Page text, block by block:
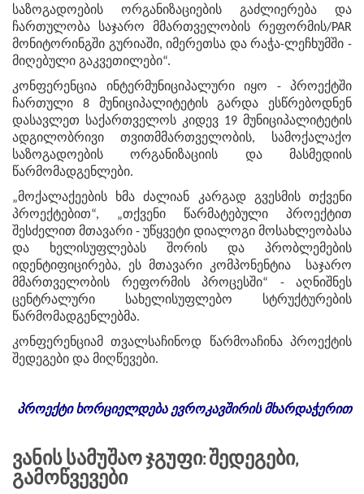
საზოგადოების ორგანიზაციების გაძლიერება და
ჩართულობა საჯარო მმართველობის რეფორმის/PAR
მონიტორინგში გურიაში, იმერეთსა და რაჭა-ლეჩხუმში -
მიღებული გაკვეთილები“.
კონფერენცია ინტერმუნიციპალური იყო - პროექტში
ჩართული 8 მუნიციპალიტეტის გარდა ესწრებოდნენ
დასავლეთ საქართველოს კიდევ 19 მუნიციპალიტეტის
ადგილობრივი თვითმმართველობის, სამოქალაქო
საზოგადოების ორგანიზაციის და მასმედიის
წარმომადგენლები.
„მოქალაქეების ხმა ძალიან კარგად გვესმის თქვენი
პროექტებით“, „თქვენი წარმატებული პროექტით
შესძელით მთავარი - უწყვეტი დიალოგი მოსახლეობასა
და ხელისუფლებას შორის და პრობლემების
იდენტიფიცირება, ეს მთავარი კომპონენტია საჯარო
მმართველობის რეფორმის პროცესში“ - აღნიშნეს
ცენტრალური სახელისუფლებო სტრუქტურების
წარმომადგენლებმა.
კონფერენციამ თვალსაჩინოდ წარმოაჩინა პროექტის
შედეგები და მიღწევები.
პროექტი ხორციელდება ევროკავშირის მხარდაჭერით
Ვანის Სამუშაო Ჯგუფი: Შედეგები,
Გამოწვევები